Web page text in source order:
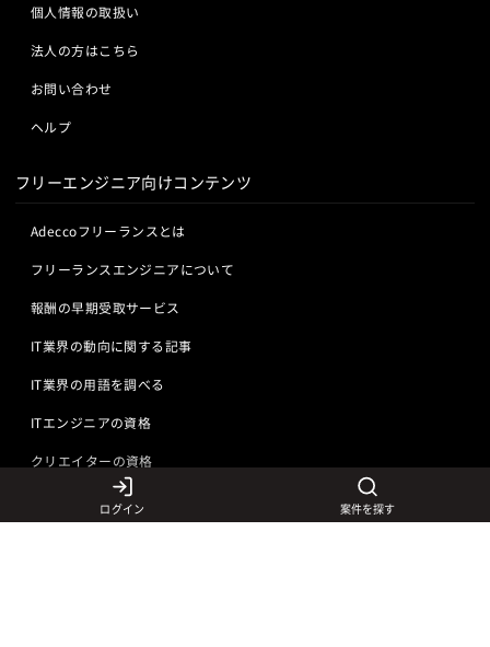
個人情報の取扱い
法人の方はこちら
お問い合わせ
ヘルプ
フリーエンジニア向けコンテンツ
Adeccoフリーランスとは
フリーランスエンジニアについて
報酬の早期受取サービス
IT業界の動向に関する記事
IT業界の用語を調べる
ITエンジニアの資格
クリエイターの資格
言語から探す
ログイン 案件を探す